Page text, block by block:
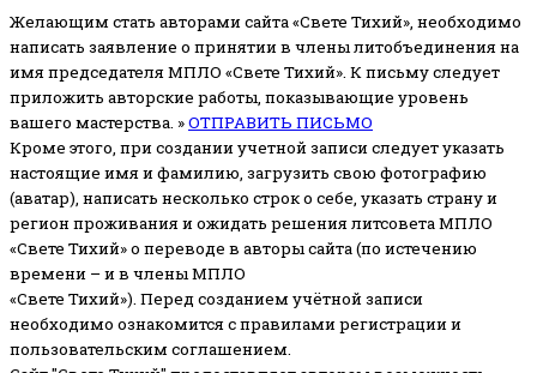
Желающим стать авторами сайта «Свете Тихий», необходимо
написать заявление о принятии в члены литобъединения на
имя председателя МПЛО «Свете Тихий». К письму следует
приложить авторские работы, показывающие уровень
вашего мастерства. »ОТПРАВИТЬ ПИСЬМО
Кроме этого, при создании учетной записи следует указать
настоящие имя и фамилию, загрузить свою фотографию
(аватар), написать несколько строк о себе, указать страну и
регион проживания и ожидать решения литсовета МПЛО
«Свете Тихий» о переводе в авторы сайта (по истечению
времени – и в члены МПЛО
«Свете Тихий»). Перед созданием учётной записи
необходимо ознакомится с правилами регистрации и
пользовательским соглашением.